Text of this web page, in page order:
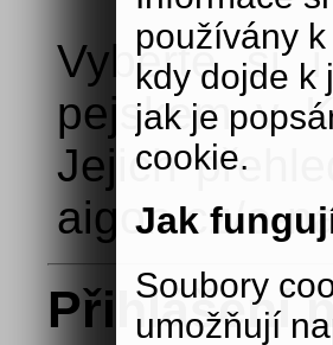
používány
kdy dojde k
jak je
cookie.
Jak
Soubory
umožňují
Vyberte si
pejskem v
Jejich
aigon.cz/o-
Přihlášení